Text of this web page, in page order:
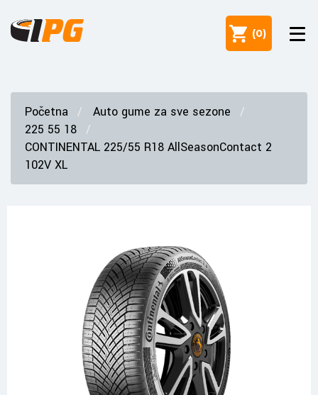
(0)
Početna
Auto gume za sve sezone
225 55 18
CONTINENTAL 225/55 R18 AllSeasonContact 2
102V XL